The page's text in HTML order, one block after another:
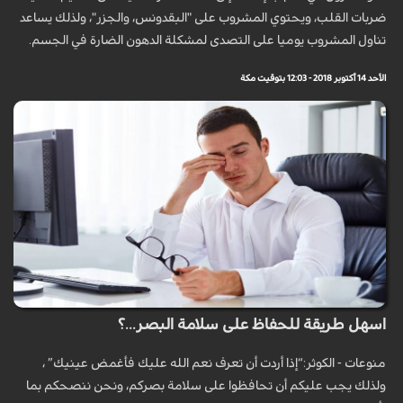
ضربات القلب، ويحتوي المشروب على "البقدونس، والجزر"، ولذلك يساعد
تناول المشروب يوميا على التصدى لمشكلة الدهون الضارة في الجسم.
الأحد 14 أكتوبر 2018 - 12:03 بتوقيت مكة
اسهل طريقة للحفاظ على سلامة البصر...؟
منوعات - الكوثر:“إذا أردت أن تعرف نعم الله عليك فأغمض عينيك” ،
ولذلك يجب عليكم أن تحافظوا على سلامة بصركم، ونحن ننصحكم بما